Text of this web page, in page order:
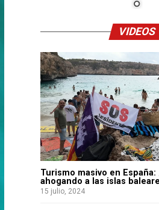
VIDEOS
Turismo masivo en España:
ahogando a las islas
15 julio, 2024